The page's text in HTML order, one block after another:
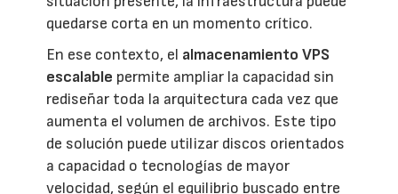
quedarse corta en un momento crítico.
En ese contexto, el almacenamiento VPS
escalable permite ampliar la capacidad sin
rediseñar toda la arquitectura cada vez que
aumenta el volumen de archivos. Este tipo
de solución puede utilizar discos orientados
a capacidad o tecnologías de mayor
velocidad, según el equilibrio buscado entre